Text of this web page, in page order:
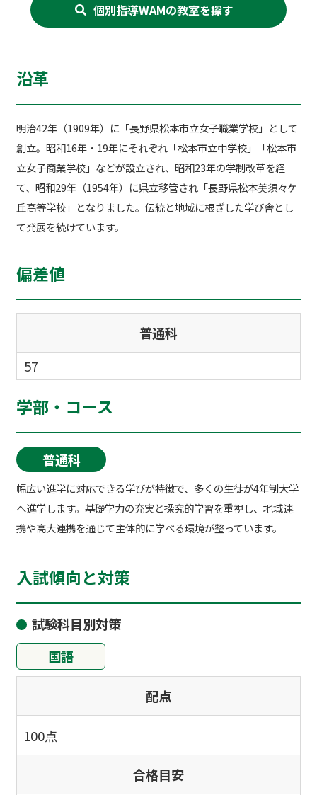
個別指導WAMの教室を探す
沿革
明治42年（1909年）に「長野県松本市立女子職業学校」として
創立。昭和16年・19年にそれぞれ「松本市立中学校」「松本市
立女子商業学校」などが設立され、昭和23年の学制改革を経
て、昭和29年（1954年）に県立移管され「長野県松本美須々ケ
丘高等学校」となりました。伝統と地域に根ざした学び舎とし
て発展を続けています。
偏差値
普通科
57
学部・コース
普通科
幅広い進学に対応できる学びが特徴で、多くの生徒が4年制大学
へ進学します。基礎学力の充実と探究的学習を重視し、地域連
携や高大連携を通じて主体的に学べる環境が整っています。
入試傾向と対策
試験科目別対策
国語
配点
100点
合格目安